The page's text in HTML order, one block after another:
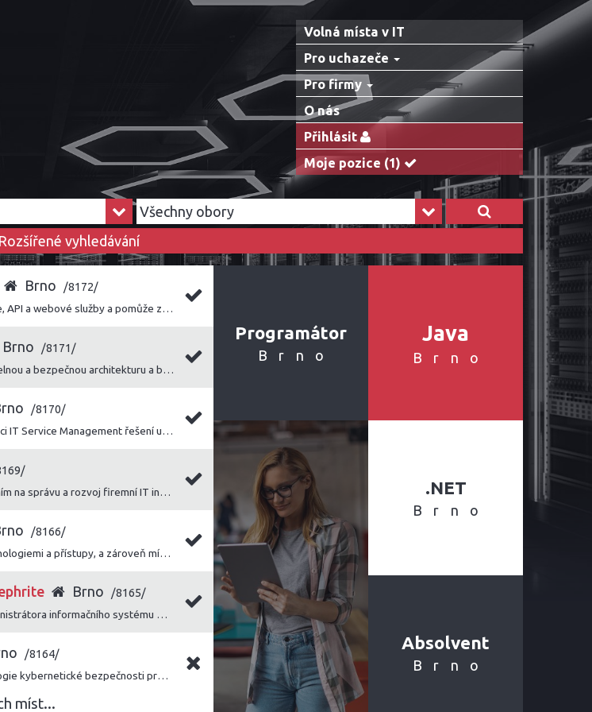
Volná místa v IT
Pro uchazeče
Pro firmy
O nás
Přihlásit
Moje pozice (1)
Rozšířené vyhledávání
Brno
/8172/
Hledáme konzultanta, který se zaměří na integrace, API a webové služby a pomůže zákazníkům úspěšně napojit naše řešení do jejich systémového prostředí.
Brno
/8171/
Hledáme Solution Architekta, který navrhne udržitelnou a bezpečnou architekturu a bude klíčovou technickou oporou při realizaci zákaznických projektů.
/8170/
Hledáme Senior IT konzultanta/ku pro implementaci IT Service Management řešení u firemních zákazníků.
Hledáme zkušeného IT administrátora se zaměřením na správu a rozvoj firemní IT infrastruktury, který se orientuje napříč oblastmi serverové infrastruktury, sítí, virtualizace a bezpečnosti.
/8166/
Chcete se podílet na projektech s moderními technologiemi a přístupy, a zároveň mít prostor, kde lze uplatnit své vlastní nápady a vize? Poté mrkněte na tuto pozici!
Brno
/8165/
Pro rozvíjející se českou společnost hledáme administrátora informačního systému Helios Nephrite.
/8164/
Přidejte se k R&D společnosti, která vyvíjí technologie kybernetické bezpečnosti pro různé zahraniční instituce s cílem pomáhat v prevenci kriminality.
míst...
Programátor
Brno
Java
Brno
.NET
Brno
Absolvent
Brno